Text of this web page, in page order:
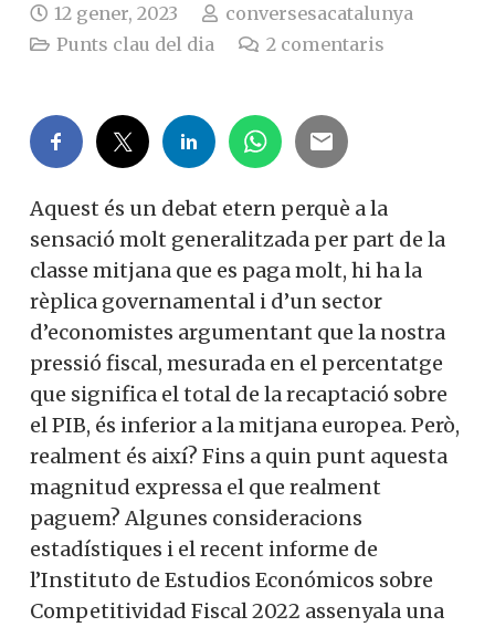
12 gener, 2023
conversesacatalunya
Punts clau del dia
2 comentaris
Aquest és un debat etern perquè a la
sensació molt generalitzada per part de la
classe mitjana que es paga molt, hi ha la
rèplica governamental i d’un sector
d’economistes argumentant que la nostra
pressió fiscal, mesurada en el percentatge
que significa el total de la recaptació sobre
el PIB, és inferior a la mitjana europea. Però,
realment és així? Fins a quin punt aquesta
magnitud expressa el que realment
paguem? Algunes consideracions
estadístiques i el recent informe de
l’Instituto de Estudios Económicos sobre
Competitividad Fiscal 2022 assenyala una